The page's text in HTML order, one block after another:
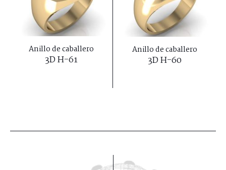
Anillo de caballero
3D H-61
Anillo de caballero
3D H-60